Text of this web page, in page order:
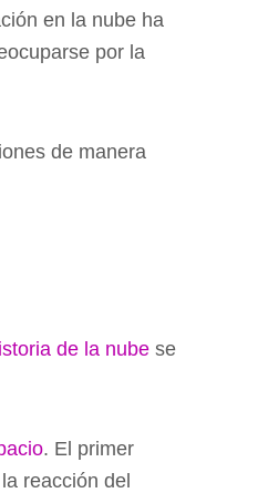
en la nube ha
por la
de manera
de la nubese
. El primer
reacción del